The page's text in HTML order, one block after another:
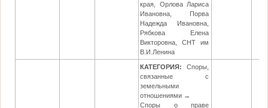
края, Орлова Лариса
Ивановна, Порва
Надежда Ивановна,
Рябкова Елена
Викторовна, СНТ им
В.И.Ленина
КАТЕГОРИЯ:
Споры,
связанные с
земельными
отношениями →
Споры о праве